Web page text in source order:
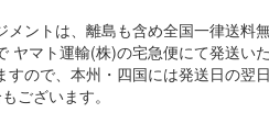
ントは、離島も含め全国一律送料
マト運輸(株)の宅急便にて発送いた
ので、本州・四国には発送日の翌
ございます。